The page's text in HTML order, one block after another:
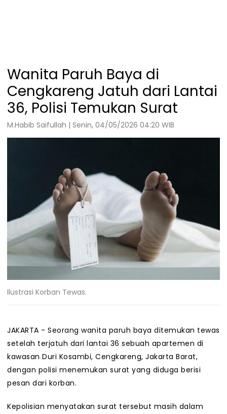
Wanita Paruh Baya di
Cengkareng Jatuh dari Lantai
36, Polisi Temukan Surat
M.Habib Saifullah | Senin, 04/05/2026 04:20 WIB
Ilustrasi Korban Tewas.
JAKARTA - Seorang wanita paruh baya ditemukan tewas
setelah terjatuh dari lantai 36 sebuah apartemen di
kawasan Duri Kosambi, Cengkareng, Jakarta Barat,
dengan polisi menemukan surat yang diduga berisi
pesan dari korban.
Kepolisian menyatakan surat tersebut masih dalam